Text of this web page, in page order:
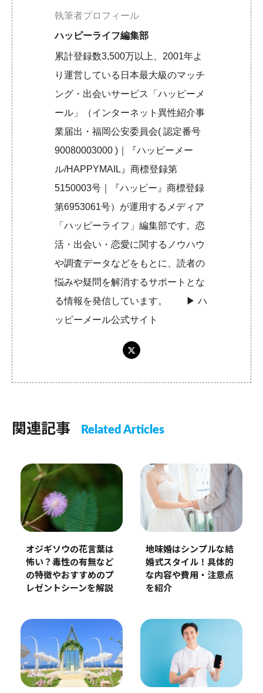
執筆者プロフィール
ハッピーライフ編集部
累計登録数3,500万以上、2001年よ
り運営している日本最大級のマッチ
ング・出会いサービス「ハッピーメ
ール」（インターネット異性紹介事
業届出・福岡公安委員会( 認定番号
90080003000 )｜『ハッピーメー
ル/HAPPYMAIL』商標登録第
5150003号｜『ハッピー』商標登録
第6953061号）が運用するメディア
「ハッピーライフ」編集部です。恋
活・出会い・恋愛に関するノウハウ
や調査データなどをもとに、読者の
悩みや疑問を解消するサポートとな
る情報を発信しています。 ▶︎ハ
ッピーメール公式サイト
関連記事 Related Articles
オジギソウの花言葉は
怖い？毒性の有無など
の特徴やおすすめのプ
レゼントシーンを解説
地味婚はシンプルな結
婚式スタイル！具体的
な内容や費用・注意点
を紹介